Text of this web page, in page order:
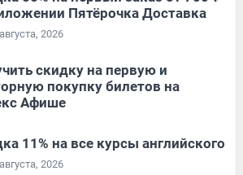
Пятёрочка Доставка
2026
скидку на первую и
покупку билетов на
Афише
11% на все курсы английского
2026